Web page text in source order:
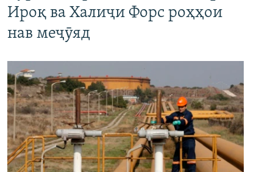
Ироқ ва Халиҷи Форс роҳҳои
нав меҷӯяд